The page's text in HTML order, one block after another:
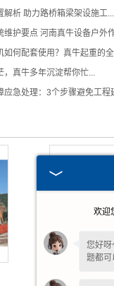
解析 助力路桥箱梁架设施工...
维护要点 河南真牛设备户外
如何配套使用？真牛起重的
，真牛多年沉淀帮你忙...
应急处理：3个步骤避免工程
欢迎
您好呀
题都可